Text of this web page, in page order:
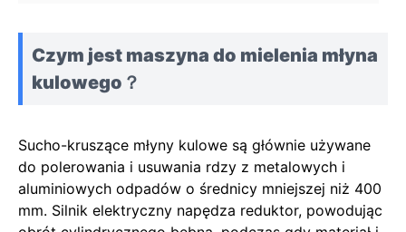
Czym jest maszyna do mielenia młyna
kulowego？
Sucho-kruszące młyny kulowe są głównie używane
do polerowania i usuwania rdzy z metalowych i
aluminiowych odpadów o średnicy mniejszej niż 400
mm. Silnik elektryczny napędza reduktor, powodując